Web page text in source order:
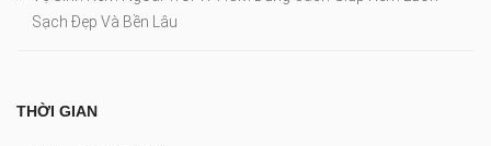
Sạch Đẹp Và Bền Lâu
THỜI GIAN